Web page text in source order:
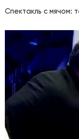
Спектакль с мячом: